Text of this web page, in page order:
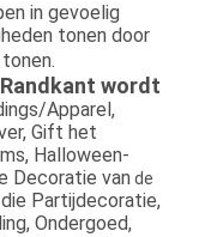
in gevoelig
tonen door
Randkant wordt
Apparel,
Gift het
Halloween-
Decoratie van de
Partijdecoratie,
Ondergoed,